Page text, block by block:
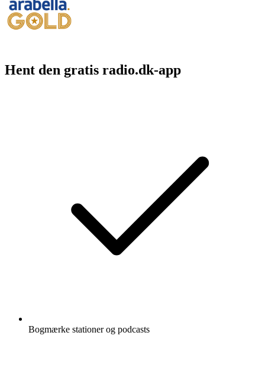
Hent den gratis radio.dk-app
Bogmærke stationer og podcasts